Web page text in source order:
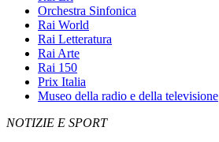
Orchestra Sinfonica
Rai World
Rai Letteratura
Rai Arte
Rai 150
Prix Italia
Museo della radio e della televisione
NOTIZIE E SPORT